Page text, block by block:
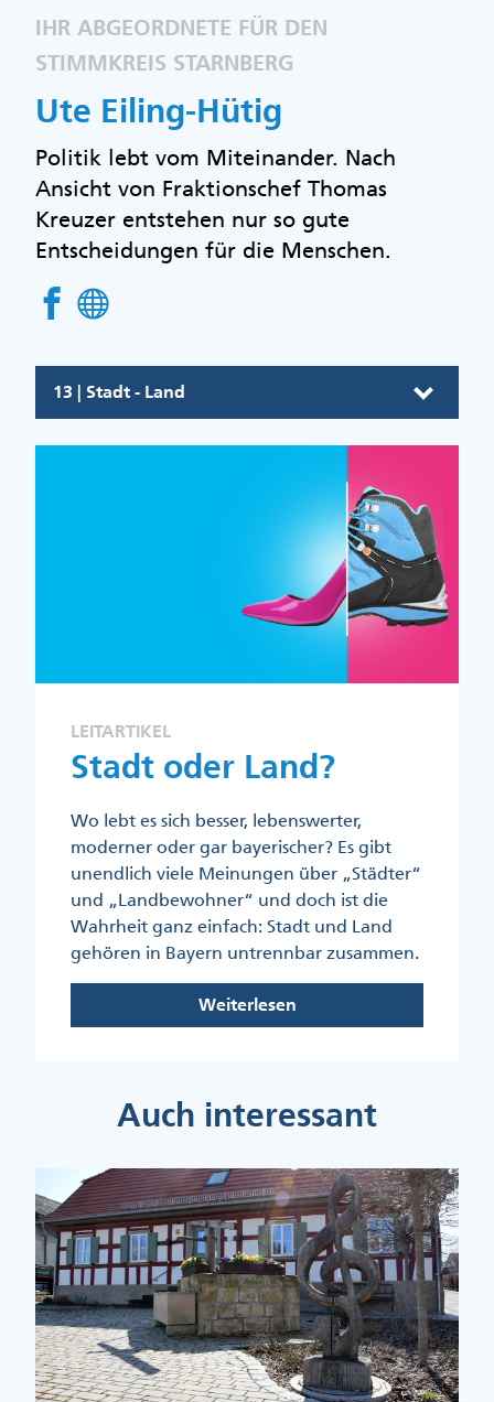
13 | Stadt - Land
IHR ABGEORDNETE FÜR DEN
STIMMKREIS STARNBERG
Ute Eiling-Hütig
Politik lebt vom Miteinander. Nach
Ansicht von Fraktionschef Thomas
Kreuzer entstehen nur so gute
Entscheidungen für die Menschen.
LEITARTIKEL
Stadt oder Land?
Wo lebt es sich besser, lebenswerter,
moderner oder gar bayerischer? Es gibt
unendlich viele Meinungen über „Städter“
und „Landbewohner“ und doch ist die
Wahrheit ganz einfach: Stadt und Land
gehören in Bayern untrennbar zusammen.
Weiterlesen
Auch interessant